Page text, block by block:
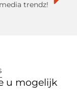
trendz!
u mogelijk